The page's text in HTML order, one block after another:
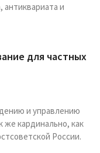
и
для частных
и управлению
же кардинально, как
России.